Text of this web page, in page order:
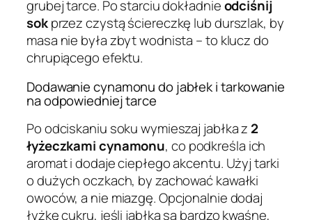
grubej tarce. Po starciu dokładnieodciśnij
sokprzez czystą ściereczkę lub durszlak, by
masa nie była zbyt wodnista – to klucz do
chrupiącego efektu.
Dodawanie cynamonu do jabłek i tarkowanie
na odpowiedniej tarce
Po odciskaniu soku wymieszaj jabłka z 2
łyżeczkami cynamonu, co podkreśla ich
aromat i dodaje ciepłego akcentu. Użyj tarki
o dużych oczkach, by zachować kawałki
owoców, a nie miazgę. Opcjonalnie dodaj
łyżkę cukru, jeśli jabłka są bardzo kwaśne,